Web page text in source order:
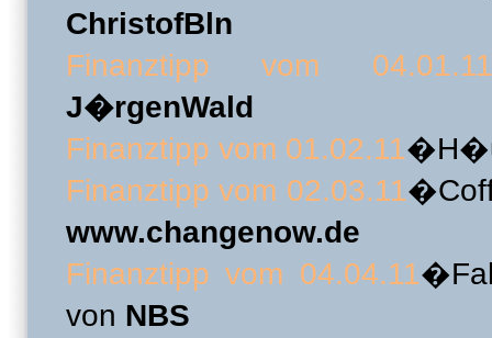
ChristofBln
Finanztipp vom 04.01.11
J�rgenWald
Finanztipp vom 01.02.11
Finanztipp vom 02.03.11
www.changenow.de
Finanztipp vom 04.04.11
von NBS